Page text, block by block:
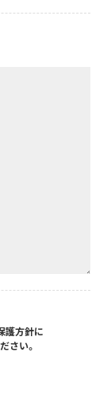
護方針に
さい。